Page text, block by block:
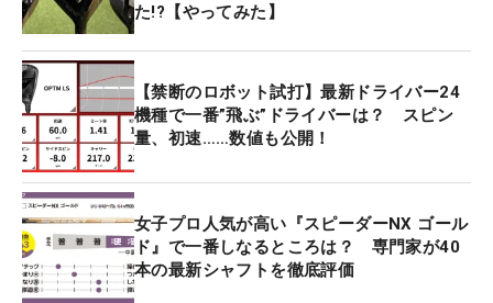
た!?【やってみた】
【禁断のロボット試打】最新ドライバー24
機種で一番”飛ぶ”ドライバーは？ スピン
量、初速……数値も公開！
女子プロ人気が高い『スピーダーNX ゴール
ド』で一番しなるところは？ 専門家が40
本の最新シャフトを徹底評価